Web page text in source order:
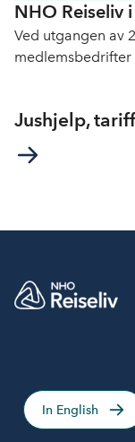
NHO Reiseliv
Ved utgangen av
medlemsbedrifter
Jushjelp,
In English